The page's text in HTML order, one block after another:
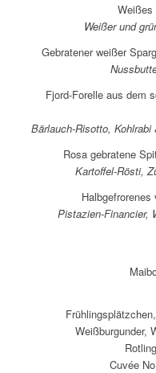
Weißes
Weißer und
Gebratener weißer
Fjord-Forelle aus dem
Bärlauch-Risotto,
Rosa gebratene
Kartoffel-Rösti,
Pistazien-Financier,
Weißburgunder,
Cuvée